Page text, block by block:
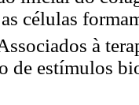
células
à
de estímulos